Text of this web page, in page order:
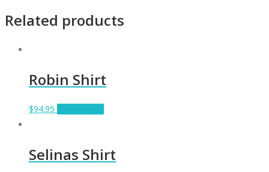
Related products
Robin Shirt
$94.95
Selinas Shirt